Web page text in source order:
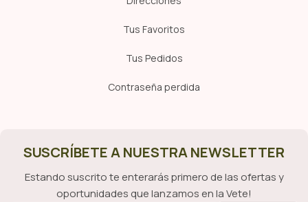
Tus Favoritos
Tus Pedidos
Contraseña perdida
SUSCRÍBETE A NUESTRA NEWSLETTER
Estando suscrito te enterarás primero de las ofertas y
oportunidades que lanzamos en la Vete!